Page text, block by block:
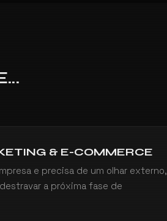
& E-COMMERCE
e precisa de um olhar externo,
a próxima fase de